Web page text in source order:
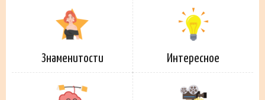
Знаменитости Интересное